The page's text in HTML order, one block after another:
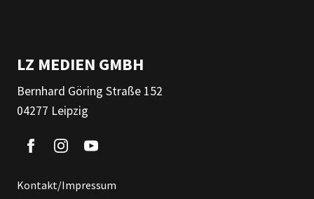
LZ MEDIEN GMBH
Bernhard Göring Straße 152
04277 Leipzig
Kontakt/Impressum